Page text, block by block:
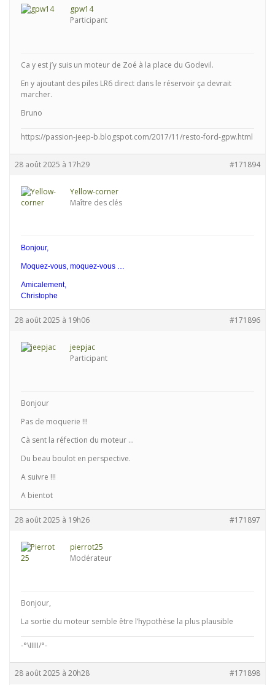
gpw14
Participant
Ca y est j’y suis un moteur de Zoé à la place du Godevil.
En y ajoutant des piles LR6 direct dans le réservoir ça devrait
marcher.
Bruno
https://passion-jeep-b.blogspot.com/2017/11/resto-ford-gpw.html
28 août 2025 à 17h29 #171894
Yellow-corner
Maître des clés
Bonjour,
Moquez-vous, moquez-vous …
Amicalement,
Christophe
28 août 2025 à 19h06 #171896
jeepjac
Participant
Bonjour
Pas de moquerie !!!
Cà sent la réfection du moteur …
Du beau boulot en perspective.
A suivre !!!
A bientot
28 août 2025 à 19h26 #171897
pierrot25
Modérateur
Bonjour,
La sortie du moteur semble être l’hypothèse la plus plausible
-°\IIIII/°-
28 août 2025 à 20h28 #171898